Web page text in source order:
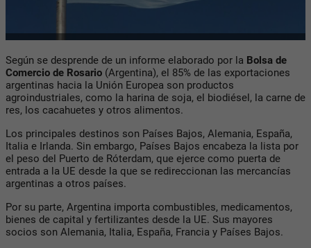
Según se desprende de un informe elaborado por la Bolsa de
Comercio de Rosario (Argentina), el 85% de las exportaciones
argentinas hacia la Unión Europea son productos
agroindustriales, como la harina de soja, el biodiésel, la carne de
res, los cacahuetes y otros alimentos.
Los principales destinos son Países Bajos, Alemania, España,
Italia e Irlanda. Sin embargo, Países Bajos encabeza la lista por
el peso del Puerto de Róterdam, que ejerce como puerta de
entrada a la UE desde la que se redireccionan las mercancías
argentinas a otros países.
Por su parte, Argentina importa combustibles, medicamentos,
bienes de capital y fertilizantes desde la UE. Sus mayores
socios son Alemania, Italia, España, Francia y Países Bajos.